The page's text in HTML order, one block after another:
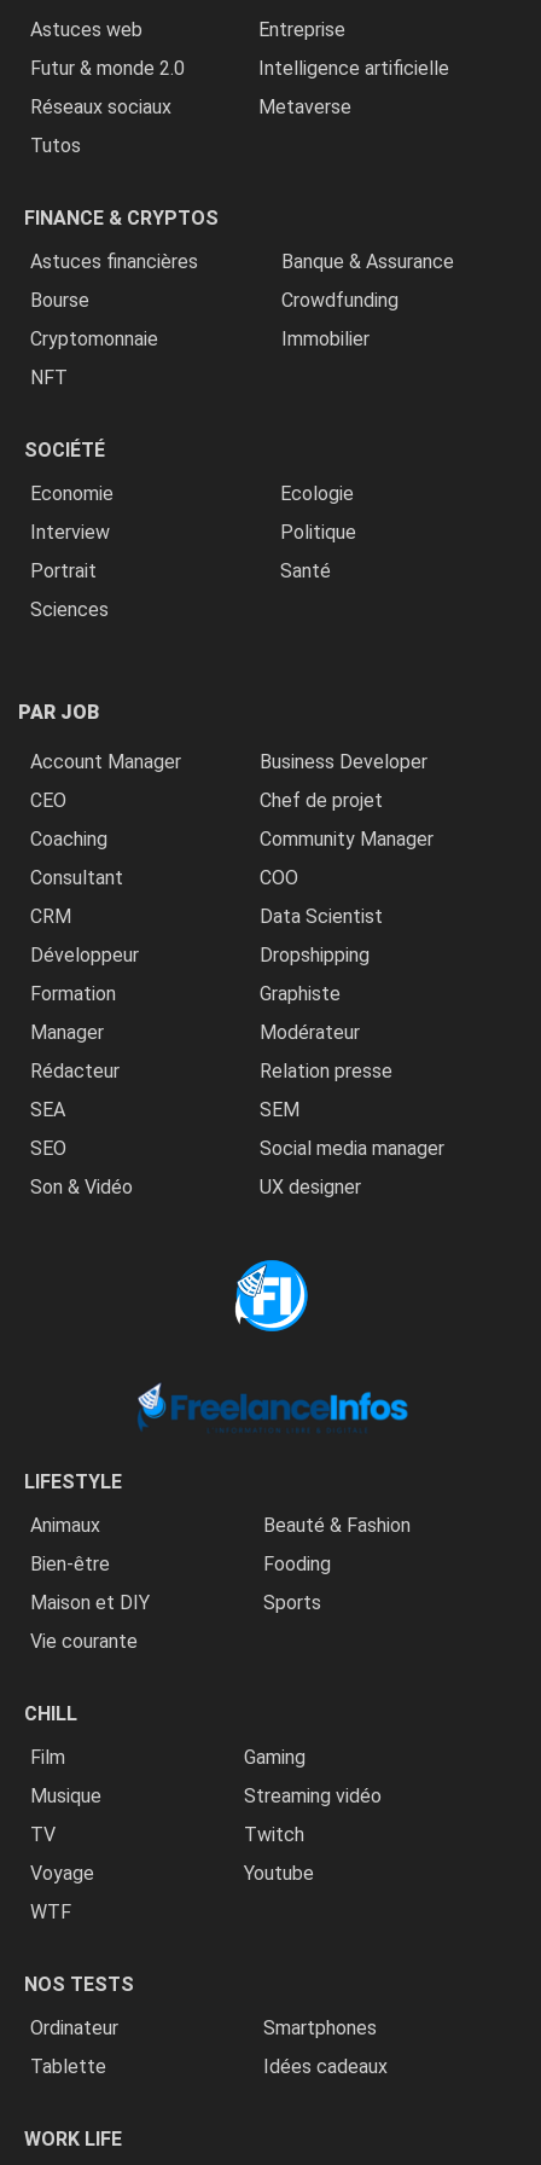
Astuces web
Entreprise
Futur & monde 2.0
Intelligence artificielle
Réseaux sociaux
Metaverse
Tutos
FINANCE & CRYPTOS
Astuces financières
Banque & Assurance
Bourse
Crowdfunding
Cryptomonnaie
Immobilier
NFT
SOCIÉTÉ
Economie
Ecologie
Interview
Politique
Portrait
Santé
Sciences
PAR JOB
Account Manager
Business Developer
CEO
Chef de projet
Coaching
Community Manager
Consultant
COO
CRM
Data Scientist
Développeur
Dropshipping
Formation
Graphiste
Manager
Modérateur
Rédacteur
Relation presse
SEA
SEM
SEO
Social media manager
Son & Vidéo
UX designer
LIFESTYLE
Animaux
Beauté & Fashion
Bien-être
Fooding
Maison et DIY
Sports
Vie courante
CHILL
Film
Gaming
Musique
Streaming vidéo
TV
Twitch
Voyage
Youtube
WTF
NOS TESTS
Ordinateur
Smartphones
Tablette
Idées cadeaux
WORK LIFE